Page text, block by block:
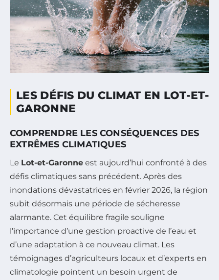
LES DÉFIS DU CLIMAT EN LOT-ET-
GARONNE
COMPRENDRE LES CONSÉQUENCES DES
EXTRÊMES CLIMATIQUES
Le Lot-et-Garonne est aujourd’hui confronté à des
défis climatiques sans précédent. Après des
inondations dévastatrices en février 2026, la région
subit désormais une période de sécheresse
alarmante. Cet équilibre fragile souligne
l’importance d’une gestion proactive de l’eau et
d’une adaptation à ce nouveau climat. Les
témoignages d’agriculteurs locaux et d’experts en
climatologie pointent un besoin urgent de